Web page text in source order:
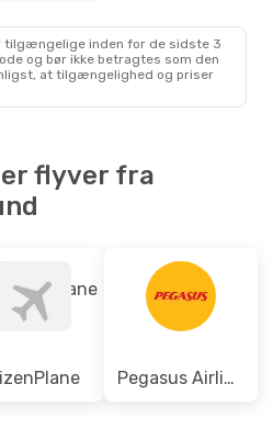
tilgængelige inden for de sidste 3
og bør ikke betragtes som den
at tilgængelighed og priser
flyver fra
Pegasus Airlines